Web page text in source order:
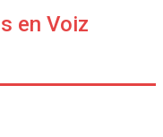
en Voiz